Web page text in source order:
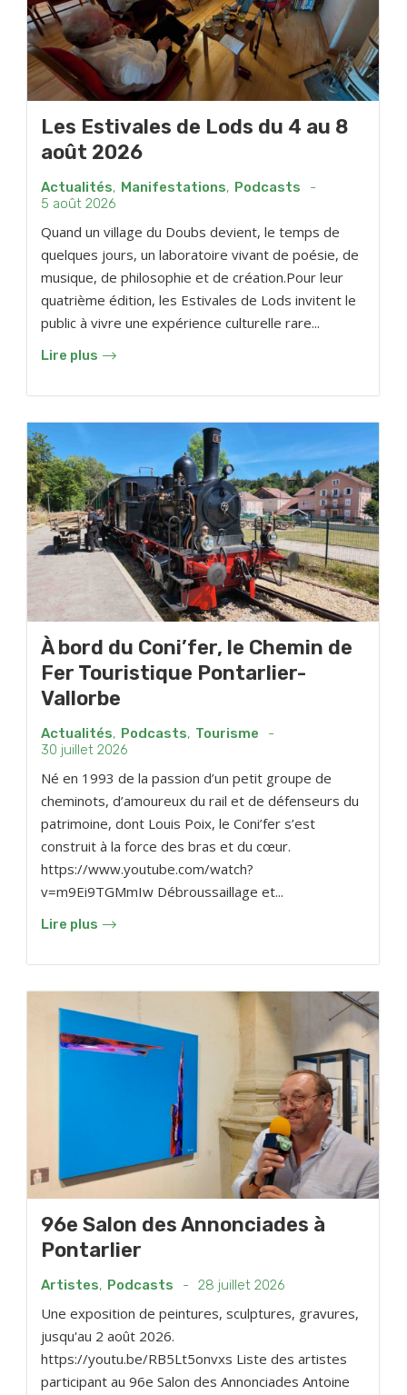
Les Estivales de Lods du 4 au 8
août 2026
Actualités, Manifestations, Podcasts
-
5 août 2026
Quand un village du Doubs devient, le temps de
quelques jours, un laboratoire vivant de poésie, de
musique, de philosophie et de création.Pour leur
quatrième édition, les Estivales de Lods invitent le
public à vivre une expérience culturelle rare...
Lire plus
À bord du Coni’fer, le Chemin de
Fer Touristique Pontarlier-
Vallorbe
Actualités, Podcasts, Tourisme
-
30 juillet 2026
Né en 1993 de la passion d’un petit groupe de
cheminots, d’amoureux du rail et de défenseurs du
patrimoine, dont Louis Poix, le Coni’fer s’est
construit à la force des bras et du cœur.
https://www.youtube.com/watch?
v=m9Ei9TGMmIw Débroussaillage et...
Lire plus
96e Salon des Annonciades à
Pontarlier
Artistes, Podcasts - 28 juillet 2026
Une exposition de peintures, sculptures, gravures,
jusqu'au 2 août 2026.
https://youtu.be/RB5Lt5onvxs Liste des artistes
participant au 96e Salon des Annonciades Antoine